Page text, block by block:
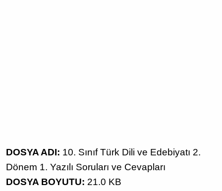
DOSYA ADI: 10. Sınıf Türk Dili ve Edebiyatı 2.
Dönem 1. Yazılı Soruları ve Cevapları
DOSYA BOYUTU: 21.0 KB